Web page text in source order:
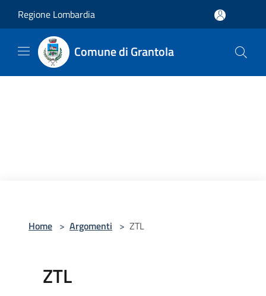
Regione Lombardia
Comune di Grantola
Home > Argomenti > ZTL
ZTL